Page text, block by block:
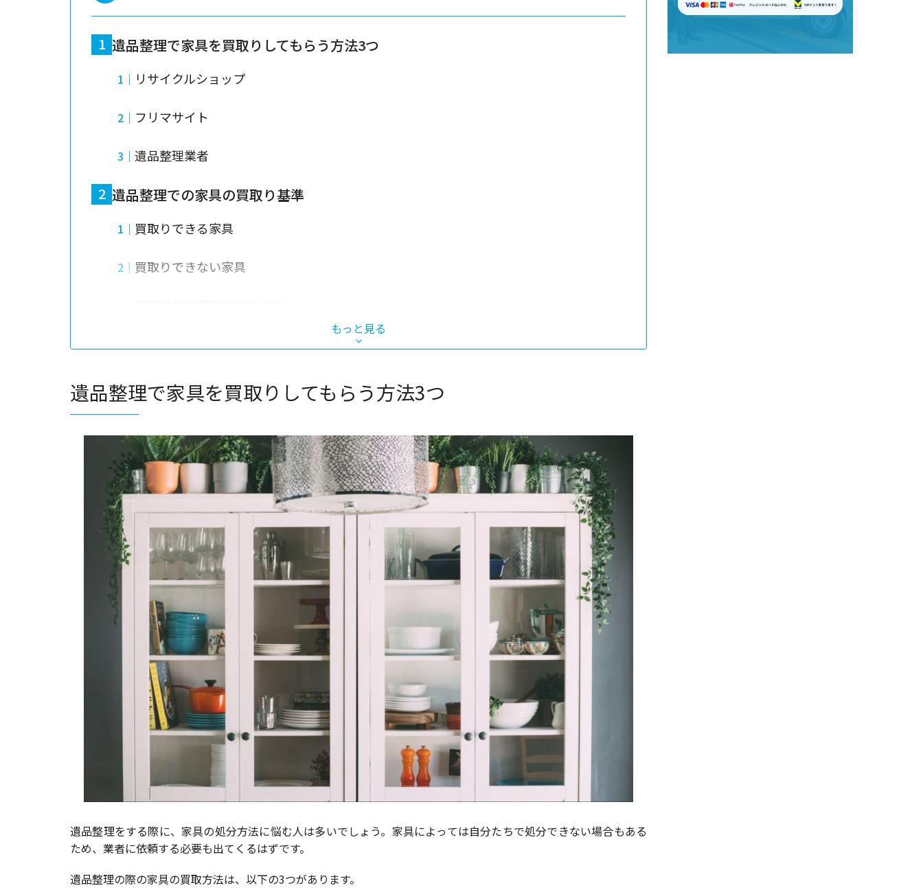
遺品整理で家具を買取りしてもらう方法3つ
リサイクルショップ
フリマサイト
遺品整理業者
遺品整理での家具の買取り基準
買取りできる家具
買取りできない家具
遺品整理で家具を買取りしてもらう際の注意点5つ
相続人の確認
現場に立ち会う
親族・相続人の合意を得る
優良業者を選ぶ
遺品整理業者の費用相場
遺品整理における家具買取りについてまとめ
もっと見る
遺品整理で家具を買取りしてもらう方法3つ
遺品整理をする際に、家具の処分方法に悩む人は多いでしょう。家具によっては自分たちで処分できない場合もある
ため、業者に依頼する必要も出てくるはずです。
遺品整理の際の家具の買取方法は、以下の3つがあります。